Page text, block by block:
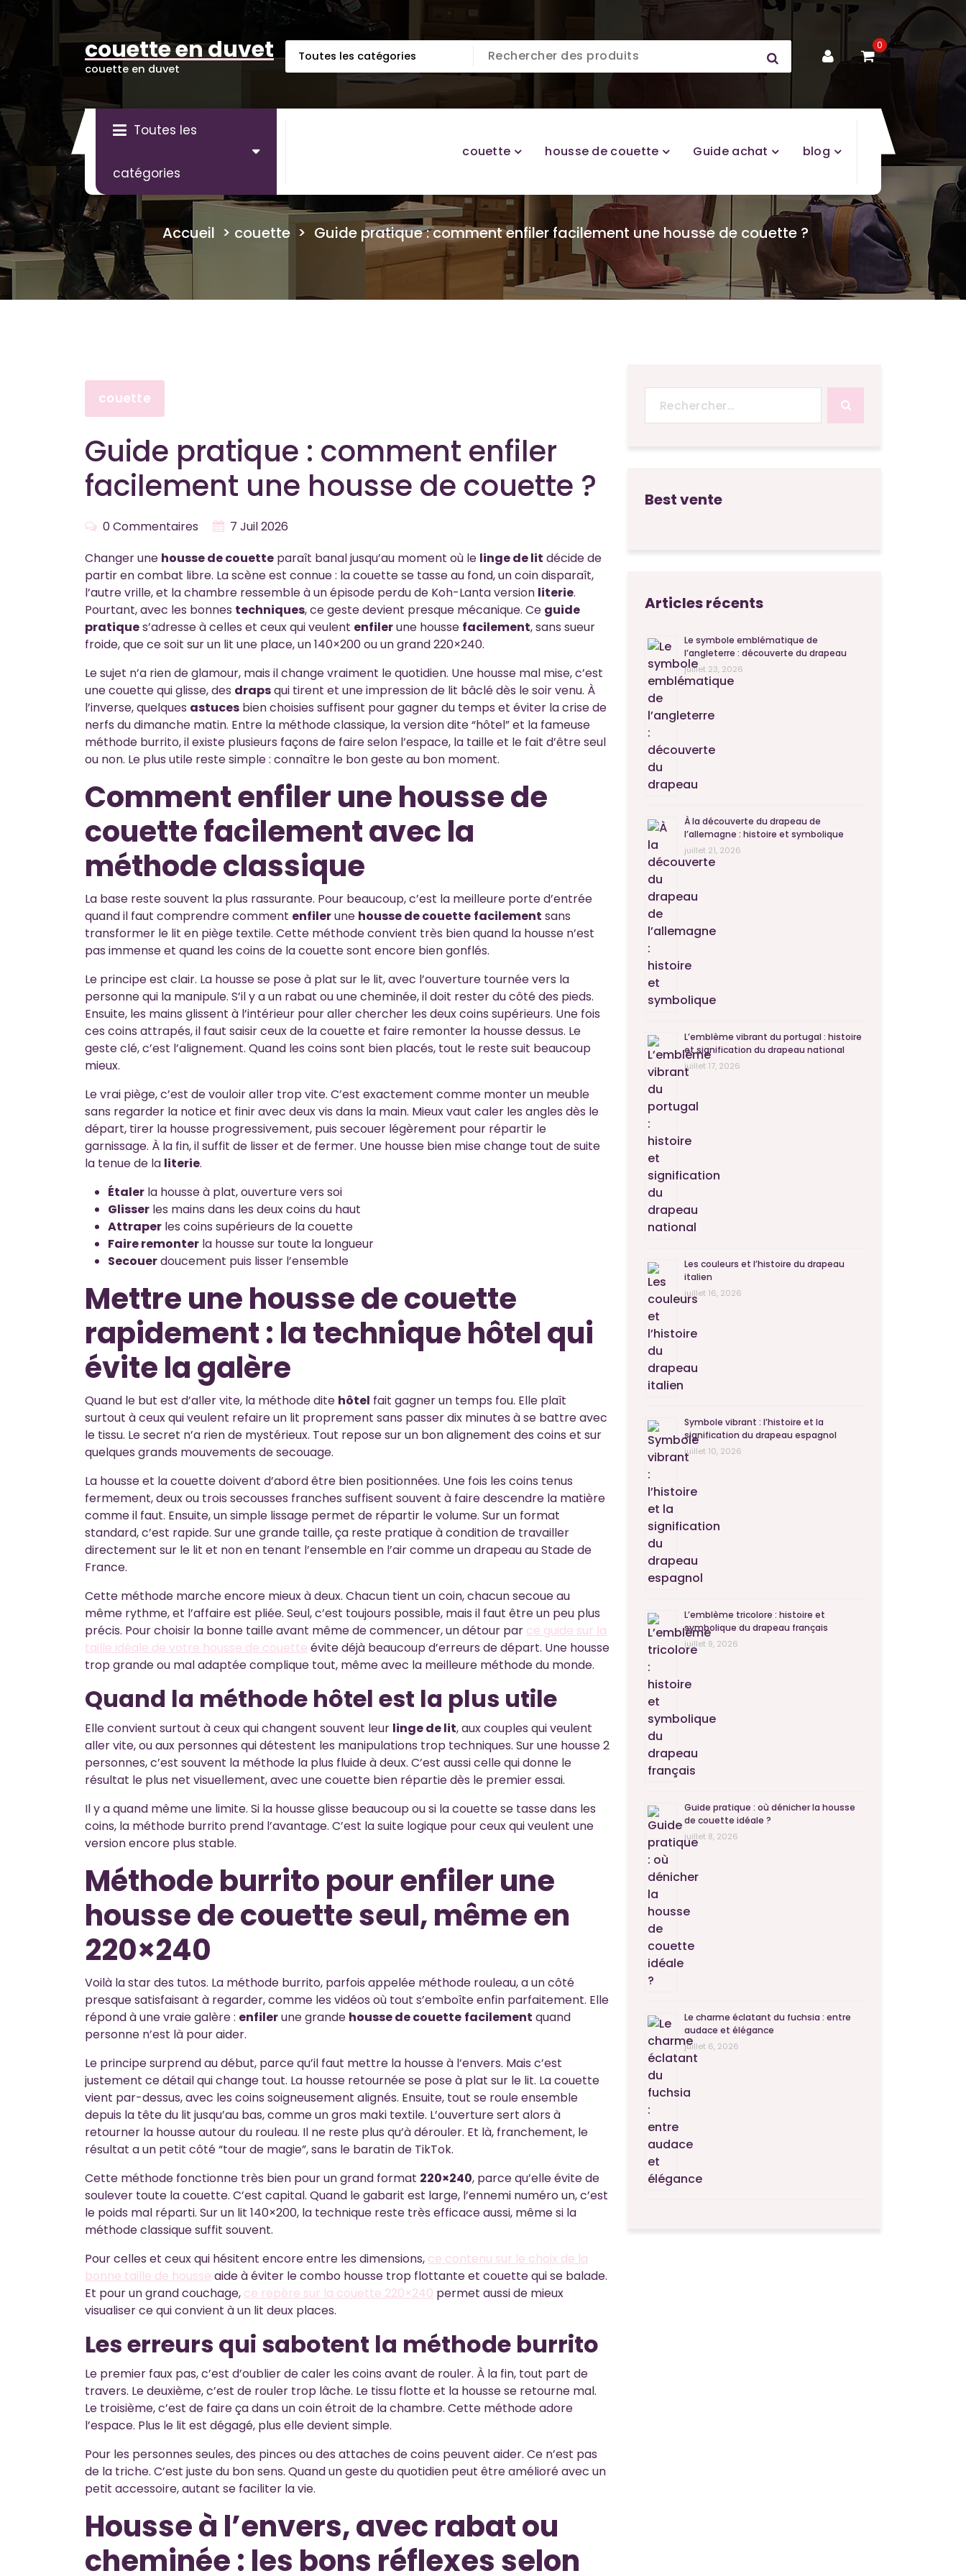
Aller
couette en duvet
couette en duvet
0
Toutes les
catégories
couette housse de couette Guide achat blog
Accueil > couette> Guide pratique : comment enfiler facilement une housse de couette ?
couette
Guide pratique : comment enfiler
facilement une housse de couette ?
0 Commentaires
7 Juil 2026
Changer une housse de couette paraît banal jusqu’au moment où le linge de lit décide de
partir en combat libre. La scène est connue : la couette se tasse au fond, un coin disparaît,
l’autre vrille, et la chambre ressemble à un épisode perdu de Koh-Lanta version literie.
Pourtant, avec les bonnes techniques, ce geste devient presque mécanique. Ce guide
pratiques’adresse à celles et ceux qui veulent enfilerune housse facilement, sans sueur
froide, que ce soit sur un lit une place, un 140×200 ou un grand 220×240.
Le sujet n’a rien de glamour, mais il change vraiment le quotidien. Une housse mal mise, c’est
une couette qui glisse, des drapsqui tirent et une impression de lit bâclé dès le soir venu. À
l’inverse, quelques astuces bien choisies suffisent pour gagner du temps et éviter la crise de
nerfs du dimanche matin. Entre la méthode classique, la version dite “hôtel” et la fameuse
méthode burrito, il existe plusieurs façons de faire selon l’espace, la taille et le fait d’être seul
ou non. Le plus utile reste simple : connaître le bon geste au bon moment.
Comment enfiler une housse de
couette facilement avec la
méthode classique
La base reste souvent la plus rassurante. Pour beaucoup, c’est la meilleure porte d’entrée
quand il faut comprendre comment enfilerune housse de couette facilement sans
transformer le lit en piège textile. Cette méthode convient très bien quand la housse n’est
pas immense et quand les coins de la couette sont encore bien gonflés.
Le principe est clair. La housse se pose à plat sur le lit, avec l’ouverture tournée vers la
personne qui la manipule. S’il y a un rabat ou une cheminée, il doit rester du côté des pieds.
Ensuite, les mains glissent à l’intérieur pour aller chercher les deux coins supérieurs. Une fois
ces coins attrapés, il faut saisir ceux de la couette et faire remonter la housse dessus. Le
geste clé, c’est l’alignement. Quand les coins sont bien placés, tout le reste suit beaucoup
mieux.
Le vrai piège, c’est de vouloir aller trop vite. C’est exactement comme monter un meuble
sans regarder la notice et finir avec deux vis dans la main. Mieux vaut caler les angles dès le
départ, tirer la housse progressivement, puis secouer légèrement pour répartir le
garnissage. À la fin, il suffit de lisser et de fermer. Une housse bien mise change tout de suite
la tenue de la literie.
Étaler la housse à plat, ouverture vers soi
Glisser les mains dans les deux coins du haut
Attraper les coins supérieurs de la couette
Faire remonter la housse sur toute la longueur
Secouerdoucement puis lisser l’ensemble
Mettre une housse de couette
rapidement : la technique hôtel qui
évite la galère
Quand le but est d’aller vite, la méthode dite hôtel fait gagner un temps fou. Elle plaît
surtout à ceux qui veulent refaire un lit proprement sans passer dix minutes à se battre avec
le tissu. Le secret n’a rien de mystérieux. Tout repose sur un bon alignement des coins et sur
quelques grands mouvements de secouage.
La housse et la couette doivent d’abord être bien positionnées. Une fois les coins tenus
fermement, deux ou trois secousses franches suffisent souvent à faire descendre la matière
comme il faut. Ensuite, un simple lissage permet de répartir le volume. Sur un format
standard, c’est rapide. Sur une grande taille, ça reste pratique à condition de travailler
directement sur le lit et non en tenant l’ensemble en l’air comme un drapeau au Stade de
France.
Cette méthode marche encore mieux à deux. Chacun tient un coin, chacun secoue au
même rythme, et l’affaire est pliée. Seul, c’est toujours possible, mais il faut être un peu plus
précis. Pour choisir la bonne taille avant même de commencer, un détour par ce guide sur la
taille idéale de votre housse de couette évite déjà beaucoup d’erreurs de départ. Une housse
trop grande ou mal adaptée complique tout, même avec la meilleure méthode du monde.
Quand la méthode hôtel est la plus utile
Elle convient surtout à ceux qui changent souvent leur linge de lit, aux couples qui veulent
aller vite, ou aux personnes qui détestent les manipulations trop techniques. Sur une housse 2
personnes, c’est souvent la méthode la plus fluide à deux. C’est aussi celle qui donne le
résultat le plus net visuellement, avec une couette bien répartie dès le premier essai.
Il y a quand même une limite. Si la housse glisse beaucoup ou si la couette se tasse dans les
coins, la méthode burrito prend l’avantage. C’est la suite logique pour ceux qui veulent une
version encore plus stable.
Méthode burrito pour enfiler une
housse de couette seul, même en
220×240
Voilà la star des tutos. La méthode burrito, parfois appelée méthode rouleau, a un côté
presque satisfaisant à regarder, comme les vidéos où tout s’emboîte enfin parfaitement. Elle
répond à une vraie galère : enfilerune grande housse de couette facilement quand
personne n’est là pour aider.
Le principe surprend au début, parce qu’il faut mettre la housse à l’envers. Mais c’est
justement ce détail qui change tout. La housse retournée se pose à plat sur le lit. La couette
vient par-dessus, avec les coins soigneusement alignés. Ensuite, tout se roule ensemble
depuis la tête du lit jusqu’au bas, comme un gros maki textile. L’ouverture sert alors à
retourner la housse autour du rouleau. Il ne reste plus qu’à dérouler. Et là, franchement, le
résultat a un petit côté “tour de magie”, sans le baratin de TikTok.
Cette méthode fonctionne très bien pour un grand format 220×240, parce qu’elle évite de
soulever toute la couette. C’est capital. Quand le gabarit est large, l’ennemi numéro un, c’est
le poids mal réparti. Sur un lit 140×200, la technique reste très efficace aussi, même si la
méthode classique suffit souvent.
Pour celles et ceux qui hésitent encore entre les dimensions, ce contenu sur le choix de la
bonne taille de housse aide à éviter le combo housse trop flottante et couette qui se balade.
Et pour un grand couchage, ce repère sur la couette 220×240 permet aussi de mieux
visualiser ce qui convient à un lit deux places.
Les erreurs qui sabotent la méthode burrito
Le premier faux pas, c’est d’oublier de caler les coins avant de rouler. À la fin, tout part de
travers. Le deuxième, c’est de rouler trop lâche. Le tissu flotte et la housse se retourne mal.
Le troisième, c’est de faire ça dans un coin étroit de la chambre. Cette méthode adore
l’espace. Plus le lit est dégagé, plus elle devient simple.
Pour les personnes seules, des pinces ou des attaches de coins peuvent aider. Ce n’est pas
de la triche. C’est juste du bon sens. Quand un geste du quotidien peut être amélioré avec un
petit accessoire, autant se faciliter la vie.
Housse à l’envers, avec rabat ou
cheminée : les bons réflexes selon
pour :
Best vente
Articles récents
Le symbole emblématique de
l’angleterre : découverte du drapeau
juillet 23, 2026
À la découverte du drapeau de
l’allemagne : histoire et symbolique
juillet 21, 2026
L’emblème vibrant du portugal : histoire
et signification du drapeau national
juillet 17, 2026
Les couleurs et l’histoire du drapeau
italien
juillet 16, 2026
Symbole vibrant : l’histoire et la
signification du drapeau espagnol
juillet 10, 2026
L’emblème tricolore : histoire et
symbolique du drapeau français
juillet 9, 2026
Guide pratique : où dénicher la housse
de couette idéale ?
juillet 8, 2026
Le charme éclatant du fuchsia : entre
audace et élégance
juillet 6, 2026